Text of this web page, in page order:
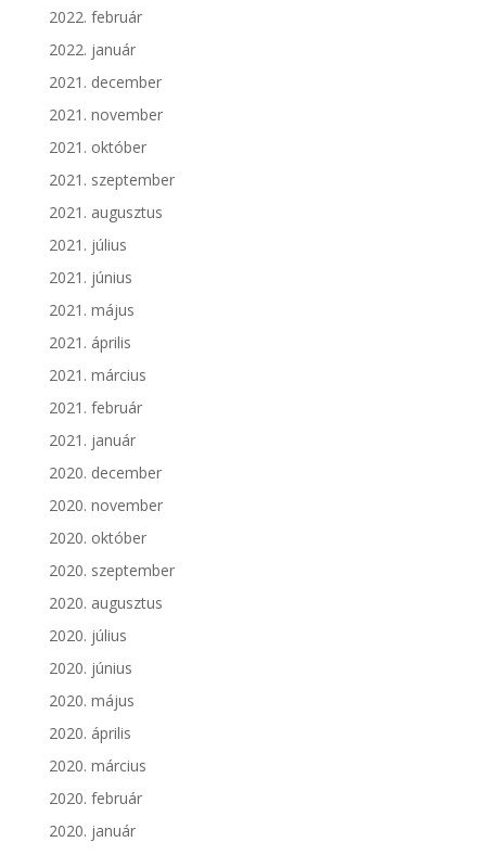
2022. február
2022. január
2021. december
2021. november
2021. október
2021. szeptember
2021. augusztus
2021. július
2021. június
2021. május
2021. április
2021. március
2021. február
2021. január
2020. december
2020. november
2020. október
2020. szeptember
2020. augusztus
2020. július
2020. június
2020. május
2020. április
2020. március
2020. február
2020. január